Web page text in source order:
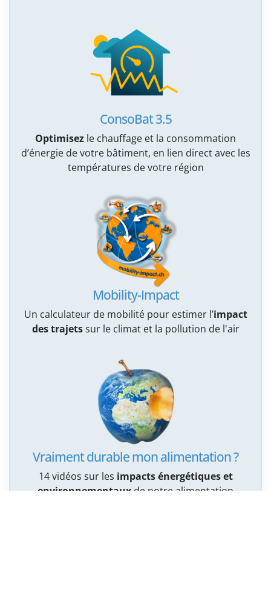
ConsoBat 3.5
Optimisez le chauffage et la consommation
d’énergie de votre bâtiment, en lien direct avec les
températures de votre région
Mobility-Impact
Un calculateur de mobilité pour estimer l’impact
des trajetssur le climat et la pollution de l'air
Vraiment durable mon alimentation ?
14 vidéos sur les impacts énergétiques et
environnementauxde notre alimentation